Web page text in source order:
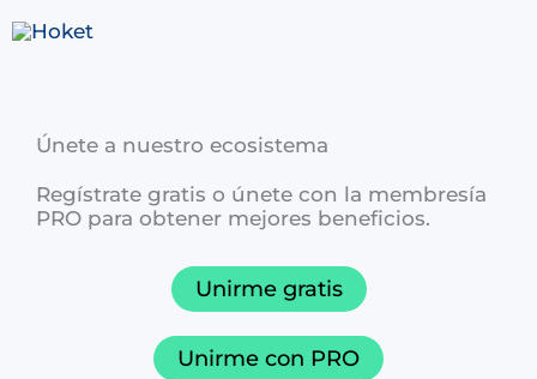
Ir
Únete a nuestro ecosistema
Regístrate gratis o únete con la membresía
PRO para obtener mejores beneficios.
Unirme gratis
Unirme con PRO